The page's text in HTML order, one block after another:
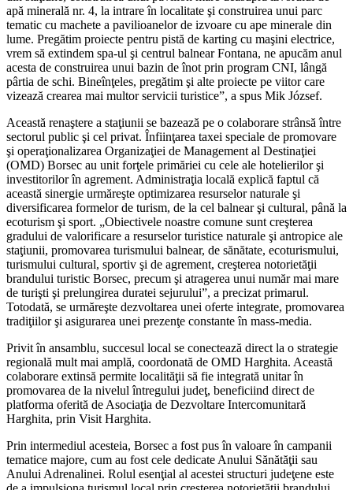
apă minerală nr. 4, la intrare în localitate şi construirea unui parc
tematic cu machete a pavilioanelor de izvoare cu ape minerale din
lume. Pregătim proiecte pentru pistă de karting cu maşini electrice,
vrem să extindem spa-ul şi centrul balnear Fontana, ne apucăm anul
acesta de construirea unui bazin de înot prin program CNI, lângă
pârtia de schi. Bineînţeles, pregătim şi alte proiecte pe viitor care
vizează crearea mai multor servicii turistice”, a spus Mik József.
Această renaştere a staţiunii se bazează pe o colaborare strânsă între
sectorul public şi cel privat. Înfiinţarea taxei speciale de promovare
şi operaţionalizarea Organizaţiei de Management al Destinaţiei
(OMD) Borsec au unit forţele primăriei cu cele ale hotelierilor şi
investitorilor în agrement. Administraţia locală explică faptul că
această sinergie urmăreşte optimizarea resurselor naturale şi
diversificarea formelor de turism, de la cel balnear şi cultural, până la
ecoturism şi sport. „Obiectivele noastre comune sunt creşterea
gradului de valorificare a resurselor turistice naturale şi antropice ale
staţiunii, promovarea turismului balnear, de sănătate, ecoturismului,
turismului cultural, sportiv şi de agrement, creşterea notorietăţii
brandului turistic Borsec, precum şi atragerea unui număr mai mare
de turişti şi prelungirea duratei sejurului”, a precizat primarul.
Totodată, se urmăreşte dezvoltarea unei oferte integrate, promovarea
tradiţiilor şi asigurarea unei prezenţe constante în mass-media.
Privit în ansamblu, succesul local se conectează direct la o strategie
regională mult mai amplă, coordonată de OMD Harghita. Această
colaborare extinsă permite localităţii să fie integrată unitar în
promovarea de la nivelul întregului judeţ, beneficiind direct de
platforma oferită de Asociaţia de Dezvoltare Intercomunitară
Harghita, prin Visit Harghita.
Prin intermediul acesteia, Borsec a fost pus în valoare în campanii
tematice majore, cum au fost cele dedicate Anului Sănătăţii sau
Anului Adrenalinei. Rolul esenţial al acestei structuri judeţene este